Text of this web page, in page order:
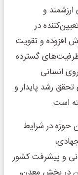
و
در
افزوده و تقویت
گسترده
انسانی
رشد پایدار و
است.
حوزه در شرایط
و پیشرفت کشور